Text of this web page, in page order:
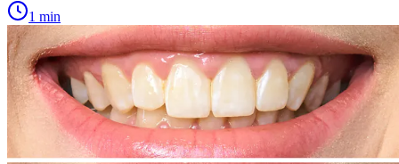
1 min